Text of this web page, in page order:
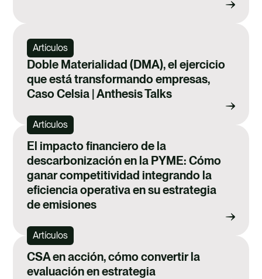
Artículos
Doble Materialidad (DMA), el ejercicio
que está transformando empresas,
Caso Celsia | Anthesis Talks
Artículos
El impacto financiero de la
descarbonización en la PYME: Cómo
ganar competitividad integrando la
eficiencia operativa en su estrategia
de emisiones
Artículos
CSA en acción, cómo convertir la
evaluación en estrategia